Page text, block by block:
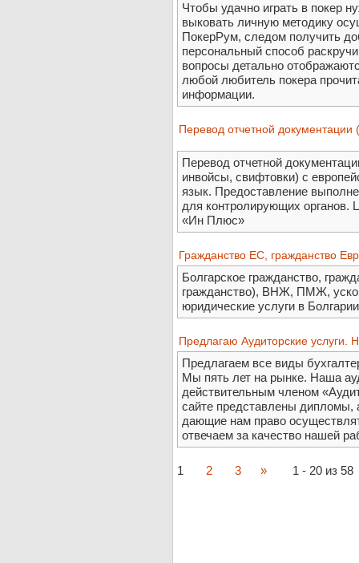
Чтобы удачно играть в покер
выковать личную методику
ПокерРум, следом получить
персональный способ
вопросы детально
любой любитель покера
информации.
Перевод отчетной документации
Перевод отчетной
инвойсы, свифтовки) с
язык. Предоставление
для контролирующих органов.
«Ин Плюс»
Гражданство ЕС, гражданство
Болгарское гражданство,
гражданство), ВНЖ, ПМЖ,
юридические услуги в
Предлагаю Аудиторские услуги.
Предлагаем все виды
Мы пять лет на рынке. Наша
действительным членом
сайте представлены дипломы,
дающие нам право
отвечаем за качество нашей
1 2 3 » 1 - 20 из 58